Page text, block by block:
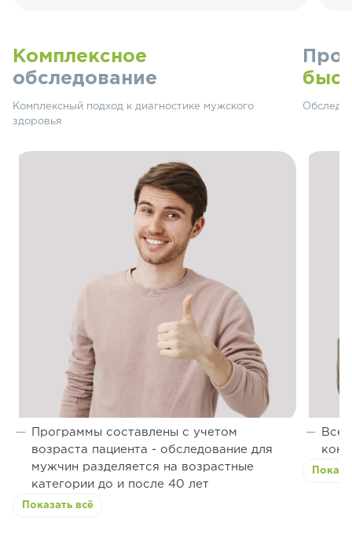
Комплексное
обследование
Комплексный подход к диагностике мужского
здоровья
Программы составлены с учетом
возраста пациента - обследование для
мужчин разделяется на возрастные
категории до и после 40 лет
Показать всё
Все